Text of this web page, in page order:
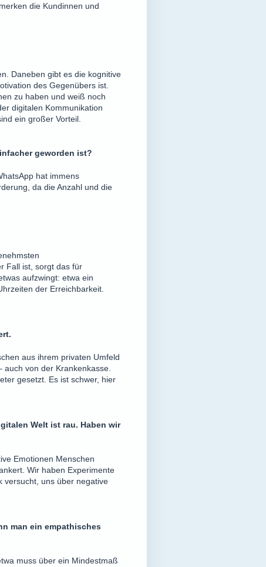
die Kundinnen und
Daneben gibt es die kognitive
des Gegenübers ist.
zu haben und weiß noch
digitalen Kommunikation
ein großer Vorteil.
geworden ist?
hat immens
da die Anzahl und die
Fall ist, sorgt das für
aufzwingt: etwa ein
der Erreichbarkeit.
aus ihrem privaten Umfeld
auch von der Krankenkasse.
gesetzt. Es ist schwer, hier
Welt ist rau. Haben wir
Emotionen Menschen
Wir haben Experimente
versucht, uns über negative
man ein empathisches
muss über ein Mindestmaß